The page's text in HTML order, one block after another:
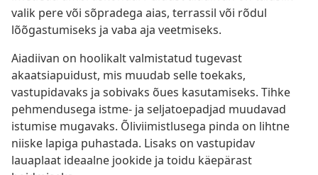
valik pere või sõpradega aias, terrassil või rõdul
lõõgastumiseks ja vaba aja veetmiseks.
Aiadiivan on hoolikalt valmistatud tugevast
akaatsiapuidust, mis muudab selle toekaks,
vastupidavaks ja sobivaks õues kasutamiseks. Tihke
pehmendusega istme- ja seljatoepadjad muudavad
istumise mugavaks. Õliviimistlusega pinda on lihtne
niiske lapiga puhastada. Lisaks on vastupidav
lauaplaat ideaalne jookide ja toidu käepärast